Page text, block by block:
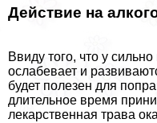
Действие на
Ввиду того, что у
ослабевает и
будет полезен для
длительное время
лекарственная трава